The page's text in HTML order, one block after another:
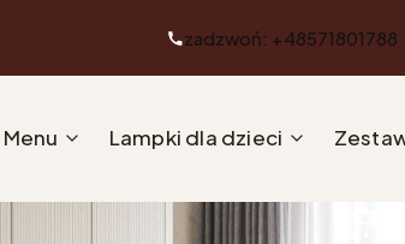
zadzwoń: +48571801788
Menu Lampki dla dzieci